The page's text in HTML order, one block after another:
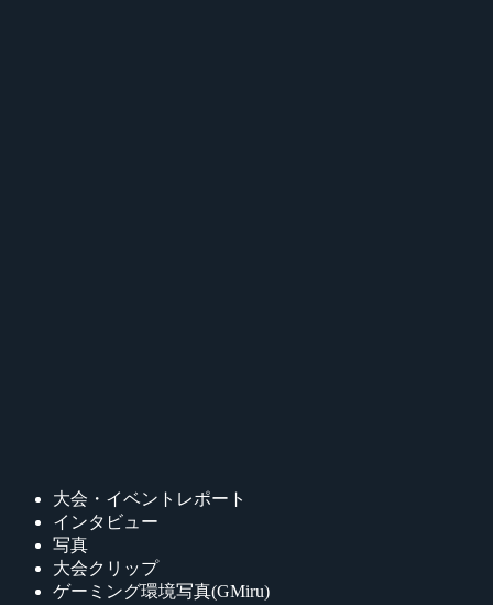
大会・イベントレポート
インタビュー
写真
大会クリップ
ゲーミング環境写真(GMiru)